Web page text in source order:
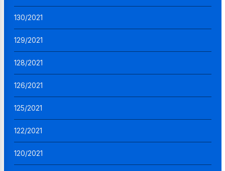
130/2021
129/2021
128/2021
126/2021
125/2021
122/2021
120/2021